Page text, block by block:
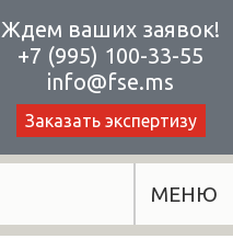
Ждем ваших заявок!
+7 (995) 100-33-55
info@fse.ms
Заказать экспертизу
МЕНЮ